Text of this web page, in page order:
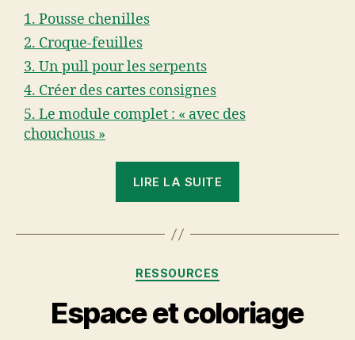
1. Pousse chenilles
2. Croque-feuilles
3. Un pull pour les serpents
4. Créer des cartes consignes
5. Le module complet : « avec des
chouchous »
LIRE LA SUITE
chouchous »
Catégories
RESSOURCES
Espace et coloriage